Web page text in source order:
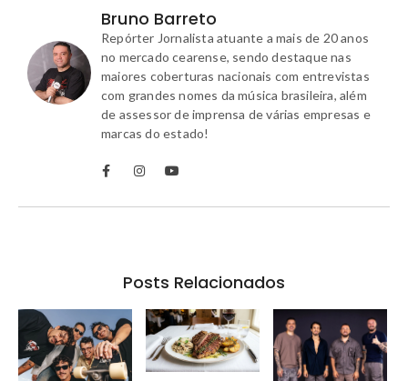
Bruno Barreto
Repórter Jornalista atuante a mais de 20 anos
no mercado cearense, sendo destaque nas
maiores coberturas nacionais com entrevistas
com grandes nomes da música brasileira, além
de assessor de imprensa de várias empresas e
marcas do estado!
Posts Relacionados